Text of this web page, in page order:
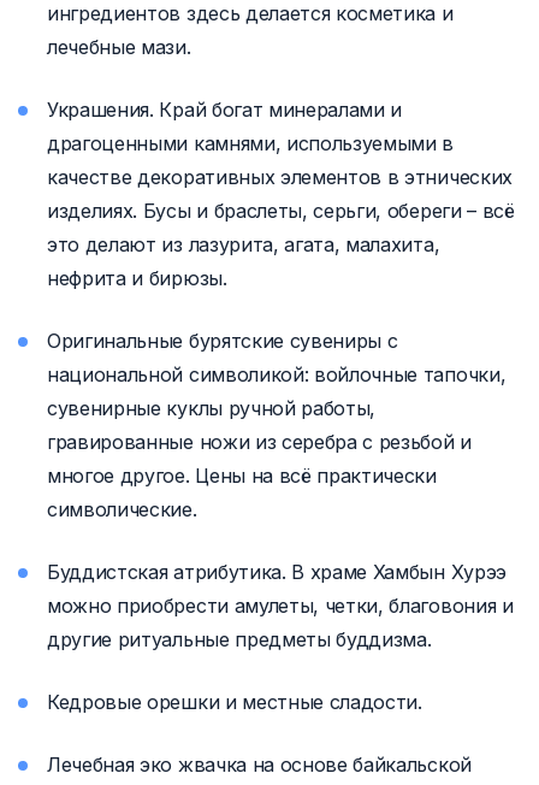
ингредиентов здесь делается косметика и
лечебные мази.
Украшения. Край богат минералами и
драгоценными камнями, используемыми в
качестве декоративных элементов в этнических
изделиях. Бусы и браслеты, серьги, обереги – всё
это делают из лазурита, агата, малахита,
нефрита и бирюзы.
Оригинальные бурятские сувениры с
национальной символикой: войлочные тапочки,
сувенирные куклы ручной работы,
гравированные ножи из серебра с резьбой и
многое другое. Цены на всё практически
символические.
Буддистская атрибутика. В храме Хамбын Хурээ
можно приобрести амулеты, четки, благовония и
другие ритуальные предметы буддизма.
Кедровые орешки и местные сладости.
Лечебная эко жвачка на основе байкальской